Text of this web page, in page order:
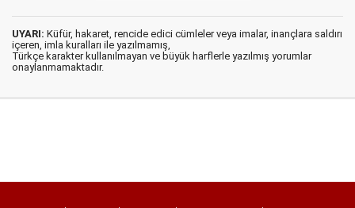
UYARI: Küfür, hakaret, rencide edici cümleler veya imalar, inançlara saldırı
içeren, imla kuralları ile yazılmamış,
Türkçe karakter kullanılmayan ve büyük harflerle yazılmış yorumlar
onaylanmamaktadır.